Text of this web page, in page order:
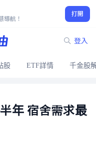
導航！
打開
登入
股 ETF詳情 千金股
年 宿舍需求最